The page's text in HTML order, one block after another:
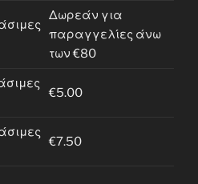
Δωρεάν για
παραγγελίες άνω
των €80
€5.00
€7.50